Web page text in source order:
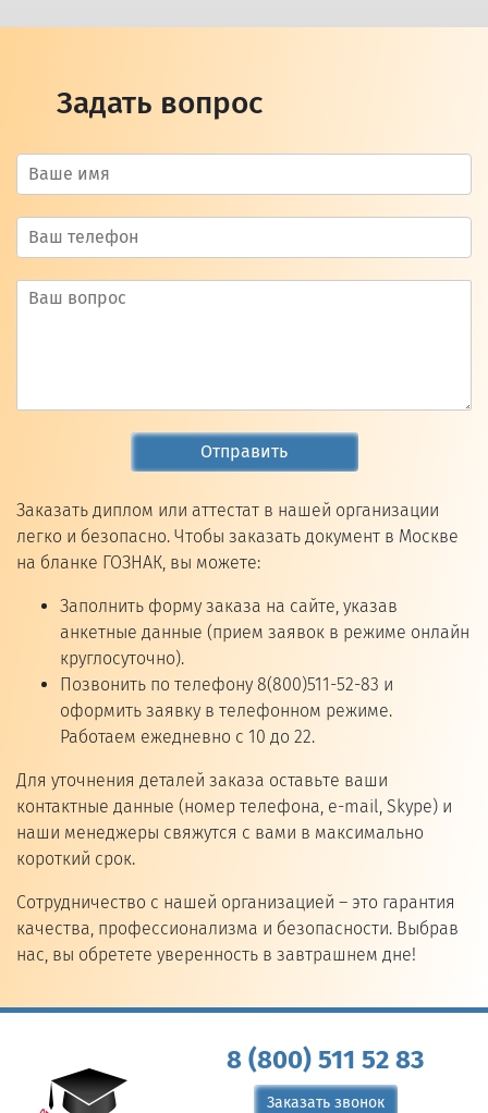
Задать вопрос
Отправить
Заказать диплом или аттестат в нашей организации
легко и безопасно. Чтобы заказать документ в Москве
на бланке ГОЗНАК, вы можете:
Заполнить форму заказа на сайте, указав
анкетные данные (прием заявок в режиме онлайн
круглосуточно).
Позвонить по телефону 8(800)511-52-83 и
оформить заявку в телефонном режиме.
Работаем ежедневно с 10 до 22.
Для уточнения деталей заказа оставьте ваши
контактные данные (номер телефона, e-mail, Skype) и
наши менеджеры свяжутся с вами в максимально
короткий срок.
Сотрудничество с нашей организацией – это гарантия
качества, профессионализма и безопасности. Выбрав
нас, вы обретете уверенность в завтрашнем дне!
8 (800) 511 52 83
Заказать звонок